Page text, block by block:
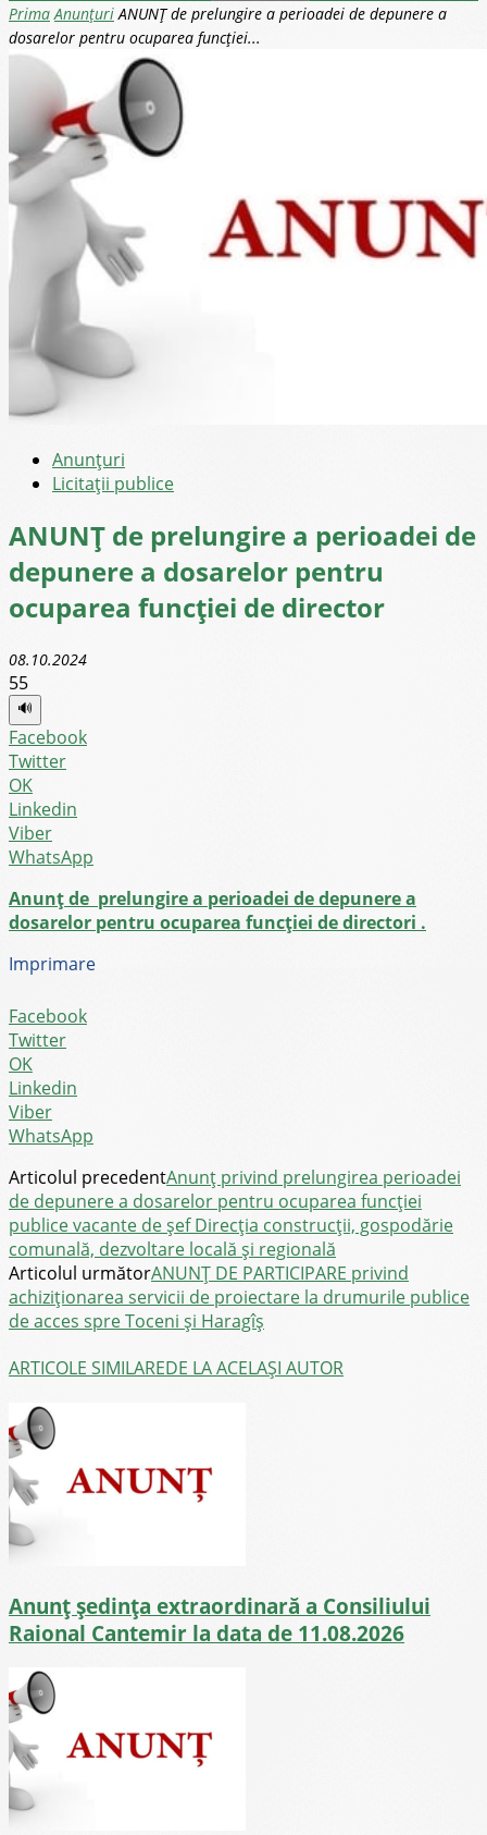
Prima Anunţuri ANUNŢ de prelungire a perioadei de depunere a
dosarelor pentru ocuparea funcţiei...
Anunţuri
Licitații publice
ANUNŢ de prelungire a perioadei de
depunere a dosarelor pentru
ocuparea funcţiei de director
08.10.2024
55
🔊
Facebook
Twitter
OK
Linkedin
Viber
WhatsApp
Anunțde prelungire a perioadei de depunere a
dosarelor pentru ocuparea funcţiei de directori .
Imprimare
Facebook
Twitter
OK
Linkedin
Viber
WhatsApp
Articolul precedentAnunț privind prelungirea perioadei
de depunere a dosarelor pentru ocuparea funcției
publice vacante de șef Direcția construcții, gospodărie
comunală, dezvoltare locală și regională
Articolul următorANUNȚ DE PARTICIPARE privind
achiziționarea servicii de proiectare la drumurile publice
de acces spre Toceni și Haragîș
ARTICOLE SIMILAREDE LA ACELAȘI AUTOR
Anunț ședința extraordinară a Consiliului
Raional Cantemir la data de 11.08.2026